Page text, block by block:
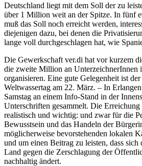
Deutschland liegt mit dem Soll der zu
über 1 Million weit an der Spitze. In fünf
muß das Soll noch erreicht werden,
diejenigen dazu, bei denen die
lange voll durchgeschlagen hat, wie
Die Gewerkschaft ver.di hat vor kurzem
die zweite Million an UnterzeichnerInnen
organisieren. Eine gute Gelegenheit ist
Weltwassertag am 22. März. – In
Samstag an einem Info-Stand in der
Unterschriften gesammelt. Die
realistisch und wichtig: und zwar für die
Bewusstsein und das Handeln der
möglicherweise bevorstehenden lokalen
und um einen Beitrag zu leisten, dass
Land gegen die Zerschlagung der
nachhaltig ändert.